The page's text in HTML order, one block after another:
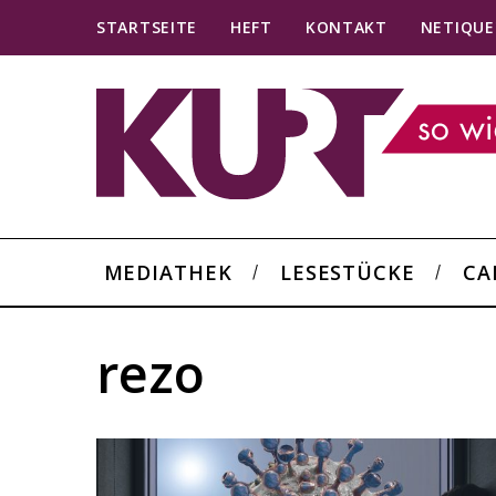
STARTSEITE HEFT KONTAKT
MEDIATHEK LESESTÜCKE
rezo